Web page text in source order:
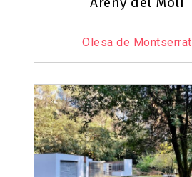
Olesa de Montserrat